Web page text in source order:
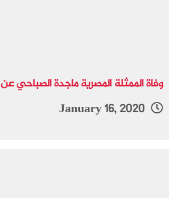
وفاة الممثلة المصرية ماجدة الصباحي عن 89 عاما